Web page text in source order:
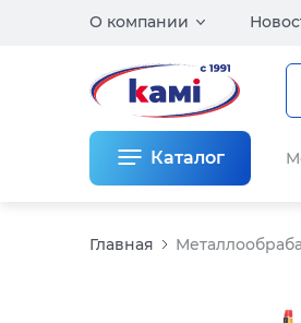
О компании
Каталог
Главная